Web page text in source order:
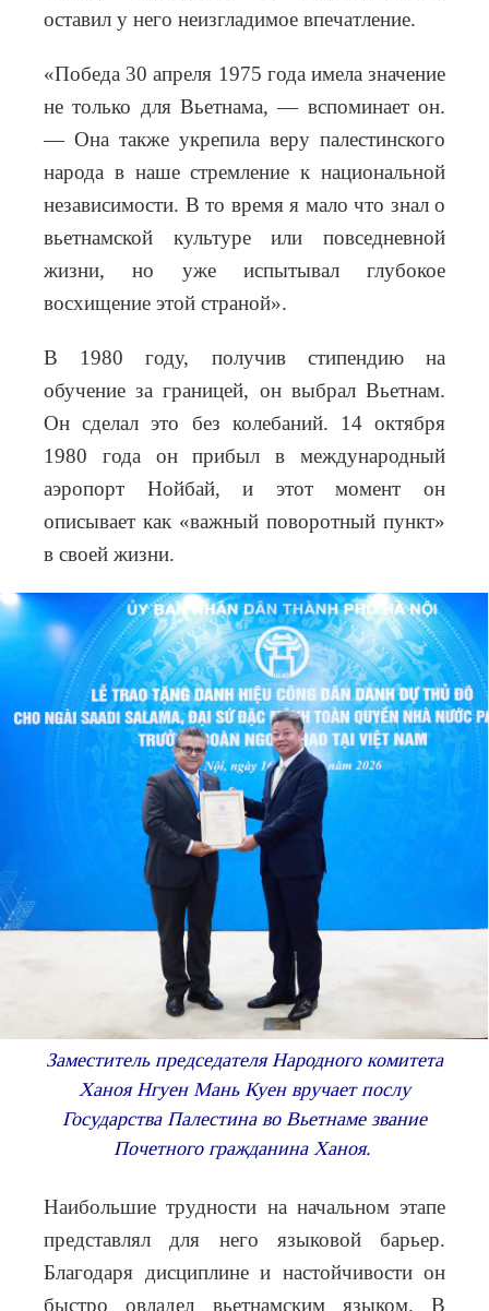
оставил у него неизгладимое впечатление.
«Победа 30 апреля 1975 года имела значение
не только для Вьетнама, — вспоминает он.
— Она также укрепила веру палестинского
народа в наше стремление к национальной
независимости. В то время я мало что знал о
вьетнамской культуре или повседневной
жизни, но уже испытывал глубокое
восхищение этой страной».
В 1980 году, получив стипендию на
обучение за границей, он выбрал Вьетнам.
Он сделал это без колебаний. 14 октября
1980 года он прибыл в международный
аэропорт Нойбай, и этот момент он
описывает как «важный поворотный пункт»
в своей жизни.
Заместитель председателя Народного комитета
Ханоя Нгуен Мань Куен вручает послу
Государства Палестина во Вьетнаме звание
Почетного гражданина Ханоя.
Наибольшие трудности на начальном этапе
представлял для него языковой барьер.
Благодаря дисциплине и настойчивости он
быстро овладел вьетнамским языком. В